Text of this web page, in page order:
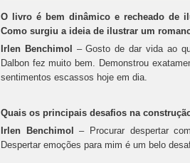
O livro é bem dinâmico e recheado de
Como surgiu a ideia de ilustrar um
Irlen Benchimol – Gosto de dar vida ao
Dalbon fez muito bem. Demonstrou
sentimentos escassos hoje em dia.
Quais os principais desafios na
Irlen Benchimol– Procurar despertar
Despertar emoções para mim é um belo